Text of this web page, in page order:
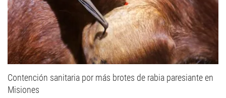
Contención sanitaria por más brotes de rabia paresiante en
Misiones